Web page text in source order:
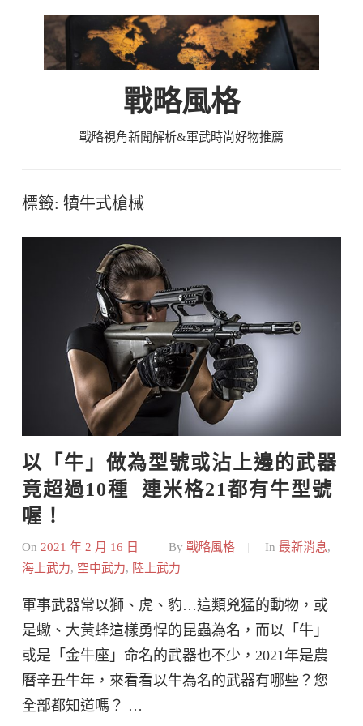
戰略風格
戰略視角新聞解析&軍武時尚好物推薦
標籤: 犢牛式槍械
以「牛」做為型號或沾上邊的武器
竟超過10種  連米格21都有牛型號
喔！
On 2021 年 2 月 16 日 By 戰略風格 In 最新消息,
海上武力, 空中武力, 陸上武力
軍事武器常以獅、虎、豹…這類兇猛的動物，或
是蠍、大黃蜂這樣勇悍的昆蟲為名，而以「牛」
或是「金牛座」命名的武器也不少，2021年是農
曆辛丑牛年，來看看以牛為名的武器有哪些？您
全部都知道嗎？ …